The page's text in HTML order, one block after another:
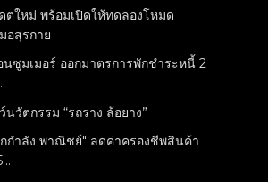
ตใหม่ พร้อมเปิดให้ทดลองโหมด
อสุรกาย
นซูมเมอร์ ออกมาตรการพักชำระหนี้ 2
วัตกรรม “รถราง ล้อยาง”
กำลัง พาณิชย์" ลดค่าครองชีพสินค้า